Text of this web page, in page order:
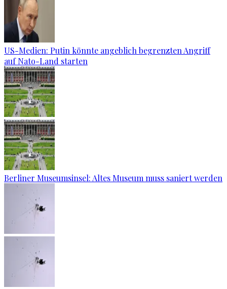
US-Medien: Putin könnte angeblich begrenzten Angriff
auf Nato-Land starten
Berliner Museumsinsel: Altes Museum muss saniert werden